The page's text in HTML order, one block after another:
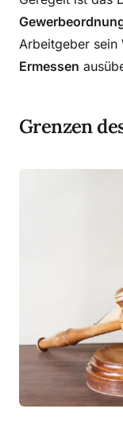
Arbeitgeber sein
Ermessen
Grenzen